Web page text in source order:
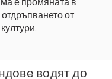
от
водят до